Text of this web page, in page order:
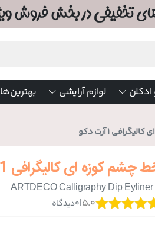
لوازم آرایشی بهترین‌ها
1 آرت دکو
چشم کوزه ای کالیگرافی 1 آرت دکو
ARTDECO Calligraphy Dip Eyliner
5.0
|
0دیدگاه